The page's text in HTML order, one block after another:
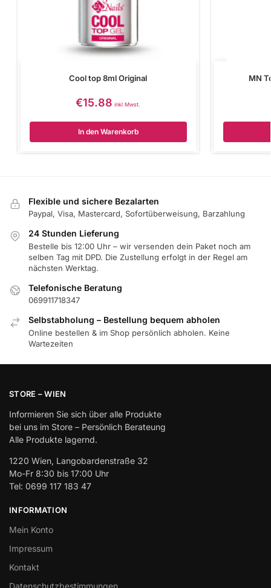
Cool top 8ml Original
€15.88 inkl Mwst.
In den Warenkorb
MN
Flexible und sichere Bezalarten
Paypal, Visa, Mastercard, Sofortüberweisung, Barzahlung
24 Stunden Lieferung
Bestelle bis 12:00 Uhr – wir versenden dein Paket noch am
selben Tag mit DPD. Die Zustellung erfolgt in der Regel am
nächsten Werktag.
Telefonische Beratung
069911718347
Selbstabholung – Bestellung bequem abholen
Online bestellen & im Shop persönlich abholen. Keine
Wartezeiten
STORE – WIEN
Informieren Sie sich über alle Produkte
bei uns im Store – Persönlich Berateung
Alle Produkte lagernd.
1220 Wien, Langobardenstraße 32
Mo-Fr 8:30 bis 17:00 Uhr
Tel: 0699 117 183 47
INFORMATION
Mein Konto
Impressum
Kontakt
Datenschutzbestimmungen